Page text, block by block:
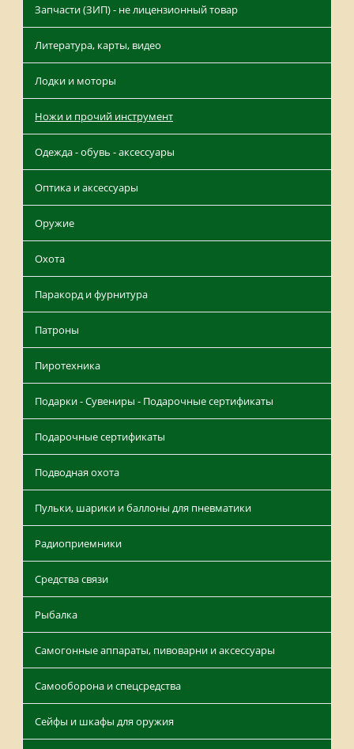
Запчасти (ЗИП) - не лицензионный товар
Литература, карты, видео
Лодки и моторы
Ножи и прочий инструмент
Одежда - обувь - аксессуары
Оптика и аксессуары
Оружие
Охота
Паракорд и фурнитура
Патроны
Пиротехника
Подарки - Сувениры - Подарочные сертификаты
Подарочные сертификаты
Подводная охота
Пульки, шарики и баллоны для пневматики
Радиоприемники
Средства связи
Рыбалка
Самогонные аппараты, пивоварни и аксессуары
Самооборона и спецсредства
Сейфы и шкафы для оружия